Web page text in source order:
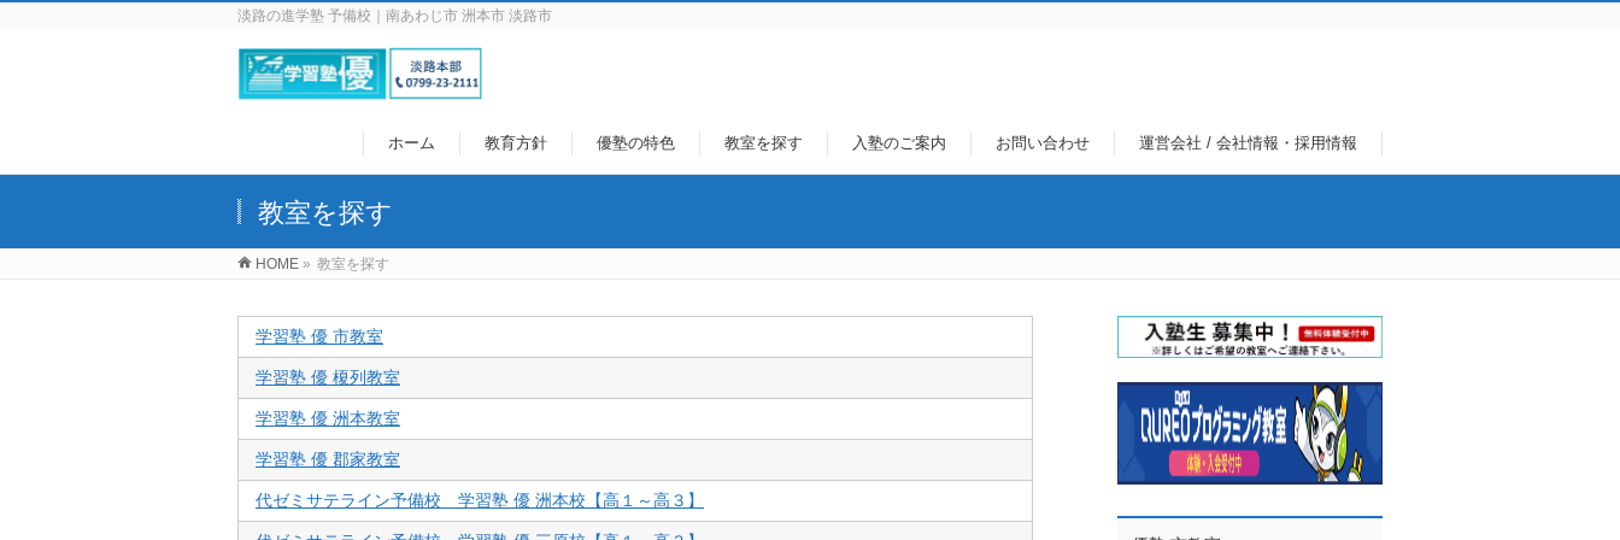
淡路の進学塾 予備校｜南あわじ市 洲本市 淡路市
ホーム 教育方針 優塾の特色 教室を探す 入塾のご案内 お問い合わせ 運営会社 / 会社情報・採用情報
教室を探す
HOME » 教室を探す
学習塾 優 市教室
学習塾 優 榎列教室
学習塾 優 洲本教室
学習塾 優 郡家教室
代ゼミサテライン予備校 学習塾 優 洲本校【高１～高３】